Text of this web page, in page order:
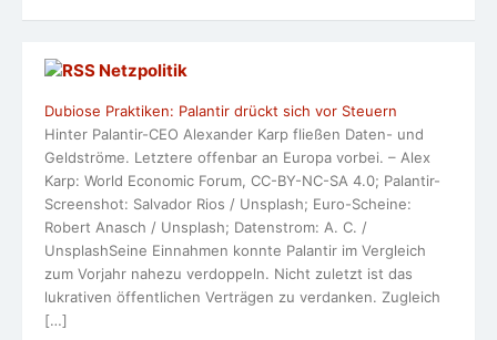
Netzpolitik
Dubiose Praktiken: Palantir drückt sich vor Steuern
Hinter Palantir-CEO Alexander Karp fließen Daten- und
Geldströme. Letztere offenbar an Europa vorbei. – Alex
Karp: World Economic Forum, CC-BY-NC-SA 4.0; Palantir-
Screenshot: Salvador Rios / Unsplash; Euro-Scheine:
Robert Anasch / Unsplash; Datenstrom: A. C. /
UnsplashSeine Einnahmen konnte Palantir im Vergleich
zum Vorjahr nahezu verdoppeln. Nicht zuletzt ist das
lukrativen öffentlichen Verträgen zu verdanken. Zugleich
[…]